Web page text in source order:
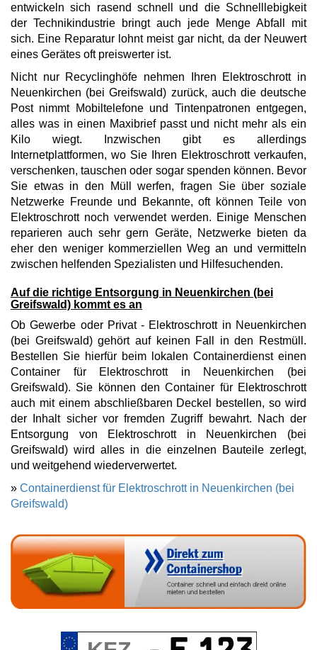
entwickeln sich rasend schnell und die Schnelllebigkeit
der Technikindustrie bringt auch jede Menge Abfall mit
sich. Eine Reparatur lohnt meist gar nicht, da der Neuwert
eines Gerätes oft preiswerter ist.
Nicht nur Recyclinghöfe nehmen Ihren Elektroschrott in
Neuenkirchen (bei Greifswald) zurück, auch die deutsche
Post nimmt Mobiltelefone und Tintenpatronen entgegen,
alles was in einen Maxibrief passt und nicht mehr als ein
Kilo wiegt. Inzwischen gibt es allerdings
Internetplattformen, wo Sie Ihren Elektroschrott verkaufen,
verschenken, tauschen oder sogar spenden können. Bevor
Sie etwas in den Müll werfen, fragen Sie über soziale
Netzwerke Freunde und Bekannte, oft können Teile von
Elektroschrott noch verwendet werden. Einige Menschen
reparieren auch sehr gern Geräte, Netzwerke bieten da
eher den weniger kommerziellen Weg an und vermitteln
zwischen helfenden Spezialisten und Hilfesuchenden.
Auf die richtige Entsorgung in Neuenkirchen (bei
Greifswald) kommt es an
Ob Gewerbe oder Privat - Elektroschrott in Neuenkirchen
(bei Greifswald) gehört auf keinen Fall in den Restmüll.
Bestellen Sie hierfür beim lokalen Containerdienst einen
Container für Elektroschrott in Neuenkirchen (bei
Greifswald). Sie können den Container für Elektroschrott
auch mit einem abschließbaren Deckel bestellen, so wird
der Inhalt sicher vor fremden Zugriff bewahrt. Nach der
Entsorgung von Elektroschrott in Neuenkirchen (bei
Greifswald) wird alles in die einzelnen Bauteile zerlegt,
und weitgehend wiederverwertet.
» Containerdienst für Elektroschrott in Neuenkirchen (bei
Greifswald)